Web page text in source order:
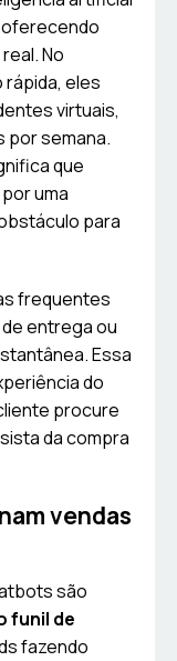
oferecendo
No
eles
virtuais,
por semana.
que
uma
para
frequentes
entrega ou
Essa
do
procure
da compra
vendas
são
funil de
fazendo